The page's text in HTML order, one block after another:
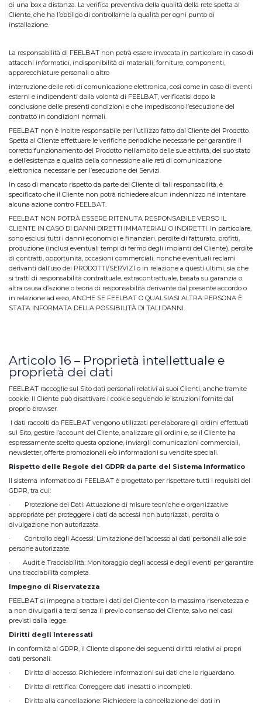
di una box a distanza. La verifica preventiva della qualità della rete spetta al
Cliente, che ha l’obbligo di controllarne la qualità per ogni punto di
installazione.
La responsabilità di FEELBAT non potrà essere invocata in particolare in caso di
attacchi informatici, indisponibilità di materiali, forniture, componenti,
apparecchiature personali o altro
interruzione delle reti di comunicazione elettronica, così come in caso di eventi
esterni e indipendenti dalla volontà di FEELBAT, verificatisi dopo la
conclusione delle presenti condizioni e che impediscono l’esecuzione del
contratto in condizioni normali.
FEELBAT non è inoltre responsabile per l’utilizzo fatto dal Cliente del Prodotto.
Spetta al Cliente effettuare le verifiche periodiche necessarie per garantire il
corretto funzionamento del Prodotto nell’ambito delle sue attività, del suo stato
e dell’esistenza e qualità della connessione alle reti di comunicazione
elettronica necessarie per l’esecuzione dei Servizi.
In caso di mancato rispetto da parte del Cliente di tali responsabilità, è
specificato che il Cliente non potrà richiedere alcun indennizzo né intentare
alcuna azione contro FEELBAT.
FEELBAT NON POTRÀ ESSERE RITENUTA RESPONSABILE VERSO IL
CLIENTE IN CASO DI DANNI DIRETTI IMMATERIALI O INDIRETTI. In particolare,
sono esclusi tutti i danni economici e finanziari, perdite di fatturato, profitti,
produzione (inclusi eventuali tempi di fermo degli impianti del Cliente), perdite
di contratti, opportunità, occasioni commerciali, nonché eventuali reclami
derivanti dall’uso dei PRODOTTI/SERVIZI o in relazione a questi ultimi, sia che
si tratti di responsabilità contrattuale, extracontrattuale, basata su garanzia o
altra causa d’azione o teoria di responsabilità derivante dal presente accordo o
in relazione ad esso, ANCHE SE FEELBAT O QUALSIASI ALTRA PERSONA È
STATA INFORMATA DELLA POSSIBILITÀ DI TALI DANNI.
Articolo 16 – Proprietà intellettuale e
proprietà dei dati
FEELBAT raccoglie sul Sito dati personali relativi ai suoi Clienti, anche tramite
cookie. Il Cliente può disattivare i cookie seguendo le istruzioni fornite dal
proprio browser.
I dati raccolti da FEELBAT vengono utilizzati per elaborare gli ordini effettuati
sul Sito, gestire l’account del Cliente, analizzare gli ordini e, se il Cliente ha
espressamente scelto questa opzione, inviargli comunicazioni commerciali,
newsletter, offerte promozionali e/o informazioni su vendite speciali.
Rispetto delle Regole del GDPR da parte del Sistema Informatico
Il sistema informatico di FEELBAT è progettato per rispettare tutti i requisiti del
GDPR, tra cui:
· Protezione dei Dati: Attuazione di misure tecniche e organizzative
appropriate per proteggere i dati da accessi non autorizzati, perdita o
divulgazione non autorizzata.
· Controllo degli Accessi: Limitazione dell’accesso ai dati personali alle sole
persone autorizzate.
· Audit e Tracciabilità: Monitoraggio degli accessi e degli eventi per garantire
una tracciabilità completa.
Impegno di Riservatezza
FEELBAT si impegna a trattare i dati del Cliente con la massima riservatezza e
a non divulgarli a terzi senza il previo consenso del Cliente, salvo nei casi
previsti dalla legge.
Diritti degli Interessati
In conformità al GDPR, il Cliente dispone dei seguenti diritti relativi ai propri
dati personali:
· Diritto di accesso: Richiedere informazioni sui dati che lo riguardano.
· Diritto di rettifica: Correggere dati inesatti o incompleti.
· Diritto alla cancellazione: Richiedere la cancellazione dei dati in